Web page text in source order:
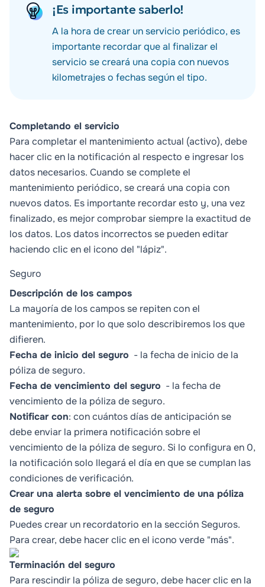
¡Es importante saberlo!
A la hora de crear un servicio periódico, es
importante recordar que al finalizar el
servicio se creará una copia con nuevos
kilometrajes o fechas según el tipo.
Completando el servicio
Para completar el mantenimiento actual (activo), debe
hacer clic en la notificación al respecto e ingresar los
datos necesarios. Cuando se complete el
mantenimiento periódico, se creará una copia con
nuevos datos. Es importante recordar esto y, una vez
finalizado, es mejor comprobar siempre la exactitud de
los datos. Los datos incorrectos se pueden editar
haciendo clic en el icono del "lápiz".
Seguro
Descripción de los campos
La mayoría de los campos se repiten con el
mantenimiento, por lo que solo describiremos los que
difieren.
Fecha de inicio del seguro - la fecha de inicio de la
póliza de seguro.
Fecha de vencimiento del seguro - la fecha de
vencimiento de la póliza de seguro.
Notificar con: con cuántos días de anticipación se
debe enviar la primera notificación sobre el
vencimiento de la póliza de seguro. Si lo configura en 0,
la notificación solo llegará el día en que se cumplan las
condiciones de verificación.
Crear una alerta sobre el vencimiento de una póliza
de seguro
Puedes crear un recordatorio en la sección Seguros.
Para crear, debe hacer clic en el icono verde "más".
Terminación del seguro
Para rescindir la póliza de seguro, debe hacer clic en la